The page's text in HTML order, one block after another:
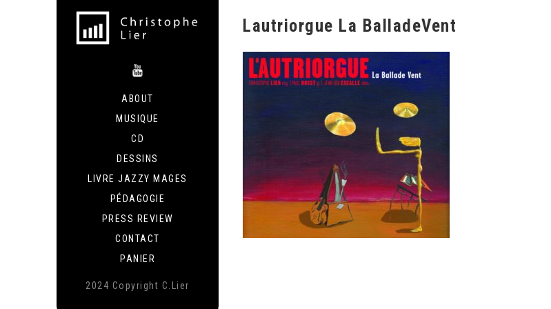
ABOUT
MUSIQUE
CD
DESSINS
LIVRE JAZZY MAGES
PÉDAGOGIE
PRESS REVIEW
CONTACT
PANIER
2024 Copyright C.Lier
Lautriorgue La BalladeVent